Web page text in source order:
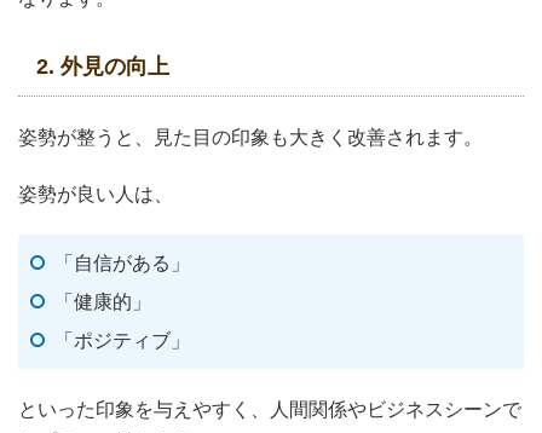
2. 外見の向上
姿勢が整うと、見た目の印象も大きく改善されます。
姿勢が良い人は、
「自信がある」
「健康的」
「ポジティブ」
といった印象を与えやすく、人間関係やビジネスシーンで